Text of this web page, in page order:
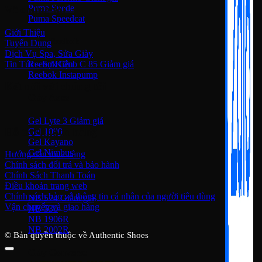
Puma Suede
Puma Speedcat
Giày Reebok
Reebok Club C 85
Reebok Instapump
Gel Lyte 3
Gel 1090
Gel Kayano
Gel Nimbus
New Balance
NB 574
NB 530
NB 1906R
NB 2002R
Về chúng tôi
Giới Thiệu
Tuyển Dụng
Dịch Vụ Spa, Sửa Giày
Tin Tức - Sự Kiện
Hỗ trợ khách hàng
Hướng dẫn mua hàng
Chính sách đổi trả và bảo hành
Chính Sách Thanh Toán
Điều khoản trang web
Chính sách bảo vệ thông tin cá nhân của người tiêu dùng
Vận chuyển và giao hàng
© Bản quyền thuộc về Authentic Shoes